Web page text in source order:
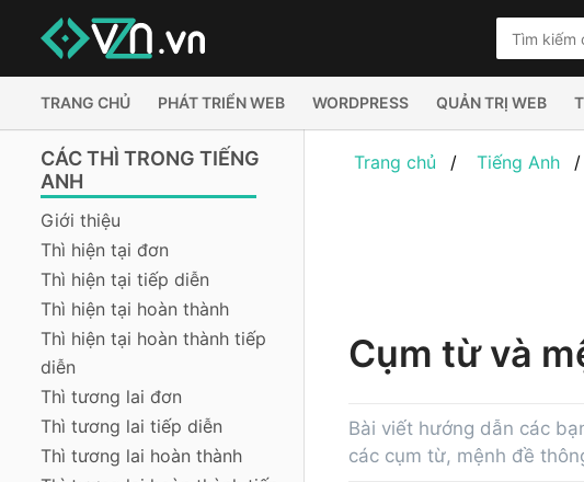
TRANG CHỦ PHÁT TRIỂN WEB WORDPRESS QUẢN TRỊ WEB
CÁC THÌ TRONG TIẾNG
ANH
Giới thiệu
Thì hiện tại đơn
Thì hiện tại tiếp diễn
Thì hiện tại hoàn thành
Thì hiện tại hoàn thành tiếp
diễn
Thì tương lai đơn
Thì tương lai tiếp diễn
Thì tương lai hoàn thành
Trang chủ Tiếng Anh
Cụm từ và
Bài viết hướng dẫn các
các cụm từ, mệnh đề